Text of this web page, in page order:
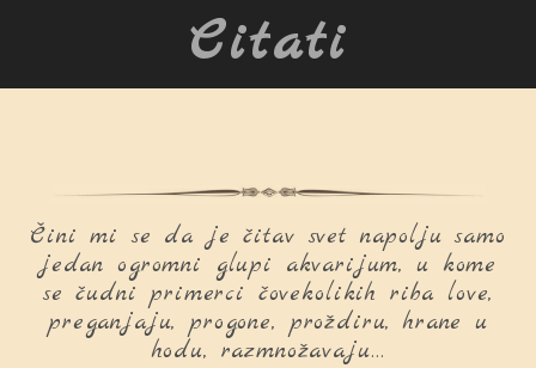
Citati
Čini mi se da je čitav svet napolju samo
jedan ogromni glupi akvarijum, u kome
se čudni primerci čovekolikih riba love,
preganjaju, progone, proždiru, hrane u
hodu, razmnožavaju…